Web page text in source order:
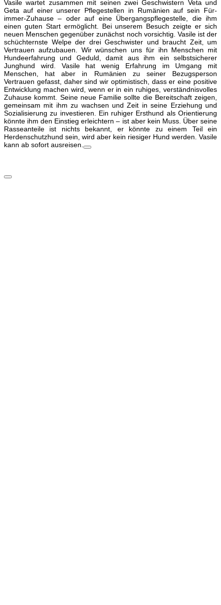
Vasile wartet zusammen mit seinen zwei Geschwistern Veta und
Geta auf einer unserer Pflegestellen in Rumänien auf sein Für-
immer-Zuhause – oder auf eine Übergangspflegestelle, die ihm
einen guten Start ermöglicht. Bei unserem Besuch zeigte er sich
neuen Menschen gegenüber zunächst noch vorsichtig. Vasile ist der
schüchternste Welpe der drei Geschwister und braucht Zeit, um
Vertrauen aufzubauen. Wir wünschen uns für ihn Menschen mit
Hundeerfahrung und Geduld, damit aus ihm ein selbstsicherer
Junghund wird. Vasile hat wenig Erfahrung im Umgang mit
Menschen, hat aber in Rumänien zu seiner Bezugsperson
Vertrauen gefasst, daher sind wir optimistisch, dass er eine positive
Entwicklung machen wird, wenn er in ein ruhiges, verständnisvolles
Zuhause kommt. Seine neue Familie sollte die Bereitschaft zeigen,
gemeinsam mit ihm zu wachsen und Zeit in seine Erziehung und
Sozialisierung zu investieren. Ein ruhiger Ersthund als Orientierung
könnte ihm den Einstieg erleichtern – ist aber kein Muss. Über seine
Rasseanteile ist nichts bekannt, er könnte zu einem Teil ein
Herdenschutzhund sein, wird aber kein riesiger Hund werden. Vasile
kann ab sofort ausreisen.